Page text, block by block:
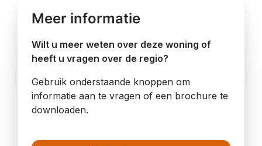
Meer informatie
Wilt u meer weten over deze woning of
heeft u vragen over de regio?
Gebruik onderstaande knoppen om
informatie aan te vragen of een brochure te
downloaden.